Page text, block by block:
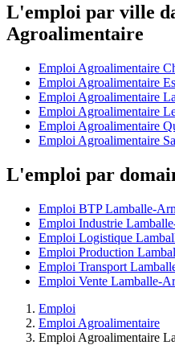
L'emploi par ville
Agroalimentaire
Emploi Agroalimentaire
Emploi Agroalimentaire
Emploi Agroalimentaire
Emploi Agroalimentaire
Emploi Agroalimentaire
Emploi Agroalimentaire
L'emploi par
Emploi BTP Lamballe-
Emploi Industrie
Emploi Logistique
Emploi Production
Emploi Transport
Emploi Vente Lamballe-
Emploi
Emploi Agroalimentaire
Emploi Agroalimentaire